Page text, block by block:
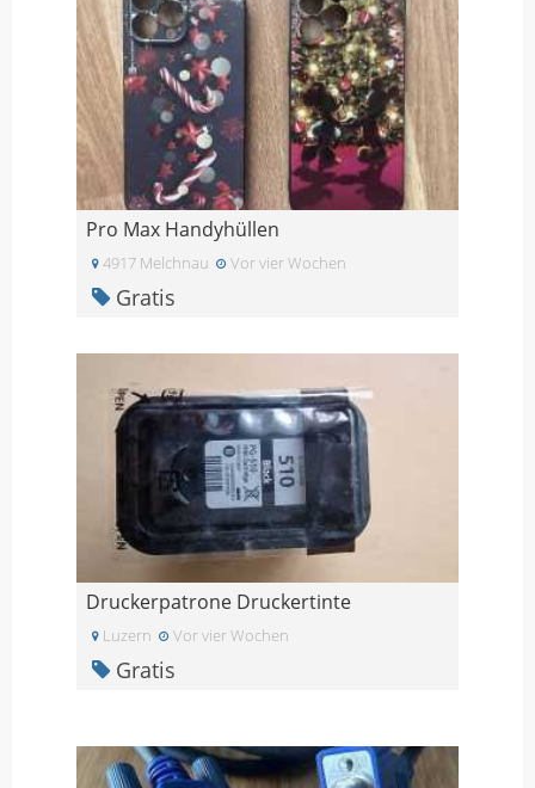
Pro Max Handyhüllen
4917 Melchnau Vor vier Wochen
Gratis
Druckerpatrone Druckertinte
Luzern Vor vier Wochen
Gratis